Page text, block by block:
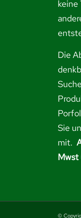
keine
Die
Sie
mit.
Mwst
©